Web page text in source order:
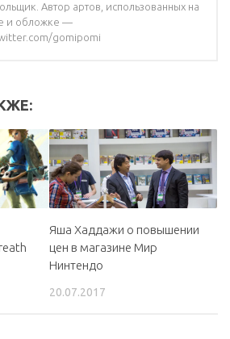
Автор артов, использованных на
и обложке —
gomipomi
Яша Хаддажи о повышении
цен в магазине Мир
Нинтендо
20.07.2017